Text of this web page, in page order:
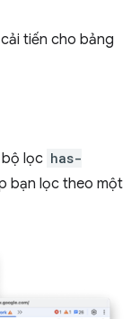
tiến cho bảng
lọc has-
bạn lọc theo một